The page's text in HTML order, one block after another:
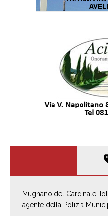
Mugnano del Cardinale,
agente della Polizia